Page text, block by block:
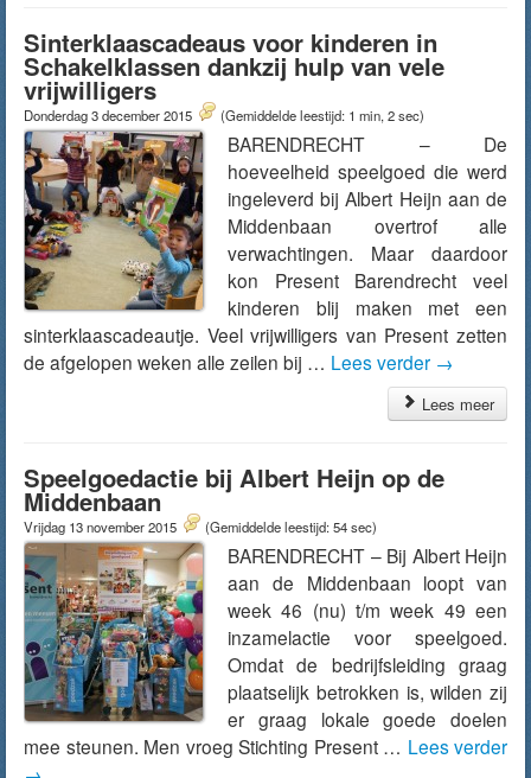
Sinterklaascadeaus voor kinderen in
Schakelklassen dankzij hulp van vele
vrijwilligers
Donderdag 3 december 2015 (Gemiddelde leestijd: 1 min, 2 sec)
BARENDRECHT – De
hoeveelheid speelgoed die werd
ingeleverd bij Albert Heijn aan de
Middenbaan overtrof alle
verwachtingen. Maar daardoor
kon Present Barendrecht veel
kinderen blij maken met een
sinterklaascadeautje. Veel vrijwilligers van Present zetten
de afgelopen weken alle zeilen bij … Lees verder →
Lees meer
Speelgoedactie bij Albert Heijn op de
Middenbaan
Vrijdag 13 november 2015 (Gemiddelde leestijd: 54 sec)
BARENDRECHT – Bij Albert Heijn
aan de Middenbaan loopt van
week 46 (nu) t/m week 49 een
inzamelactie voor speelgoed.
Omdat de bedrijfsleiding graag
plaatselijk betrokken is, wilden zij
er graag lokale goede doelen
mee steunen. Men vroeg Stichting Present … Lees verder